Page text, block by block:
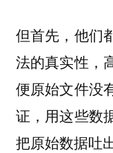
但首先，他们
法的真实性，
便原始文件没
证，用这些数
把原始数据吐